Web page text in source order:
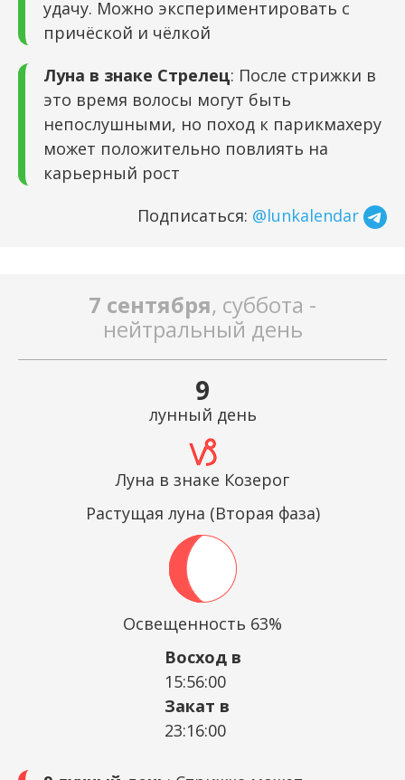
удачу. Можно экспериментировать с
причёской и чёлкой
Луна в знаке Стрелец: После стрижки в
это время волосы могут быть
непослушными, но поход к парикмахеру
может положительно повлиять на
карьерный рост
Подписаться: @lunkalendar
7 сентября, суббота -
нейтральный день
9
лунный день
Луна в знаке Козерог
Растущая луна (Вторая фаза)
Освещенность 63%
Восход в
15:56:00
Закат в
23:16:00